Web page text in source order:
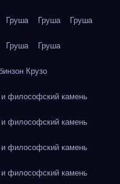
Груша Груша Груша
Груша Груша
Крузо
философский камень
философский камень
философский камень
философский камень